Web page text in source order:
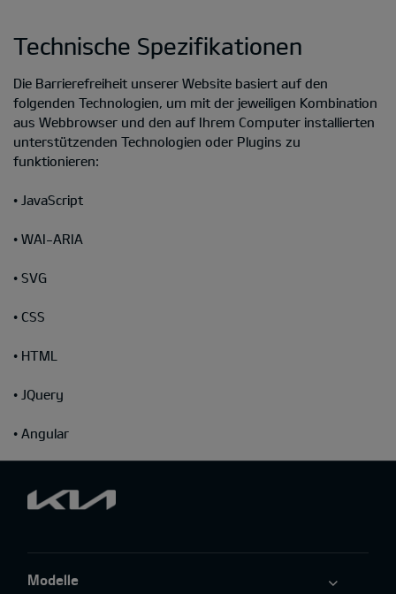
Technische Spezifikationen
Die Barrierefreiheit unserer Website basiert auf den
folgenden Technologien, um mit der jeweiligen Kombination
aus Webbrowser und den auf Ihrem Computer installierten
unterstützenden Technologien oder Plugins zu
funktionieren:
• JavaScript
• WAI-ARIA
• SVG
• CSS
• HTML
• JQuery
• Angular
Modelle